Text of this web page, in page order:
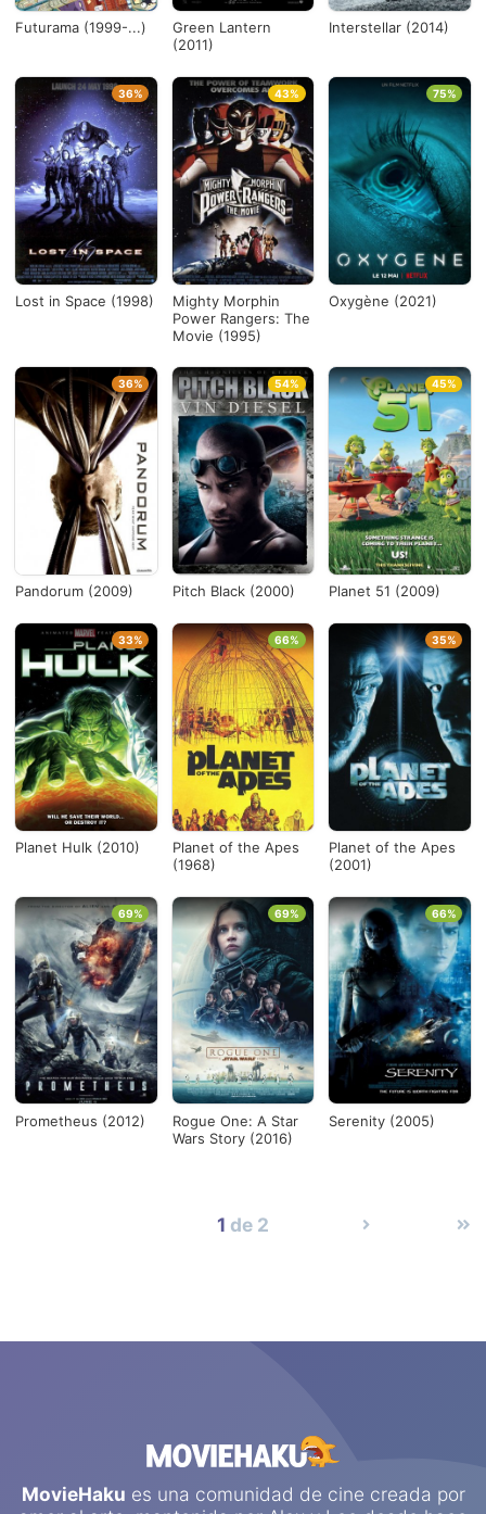
Futurama (1999-...)
Green Lantern
(2011)
Interstellar (2014)
Lost in Space (1998)
36%
Mighty Morphin
Power Rangers: The
Movie (1995)
43%
Oxygène (2021)
75%
Pandorum (2009)
36%
Pitch Black (2000)
54%
Planet 51 (2009)
45%
Planet Hulk (2010)
33%
Planet of the Apes
(1968)
66%
Planet of the Apes
(2001)
35%
Prometheus (2012)
69%
Rogue One: A Star
Wars Story (2016)
69%
Serenity (2005)
66%
1 de 2
MovieHaku es una comunidad de cine creada por